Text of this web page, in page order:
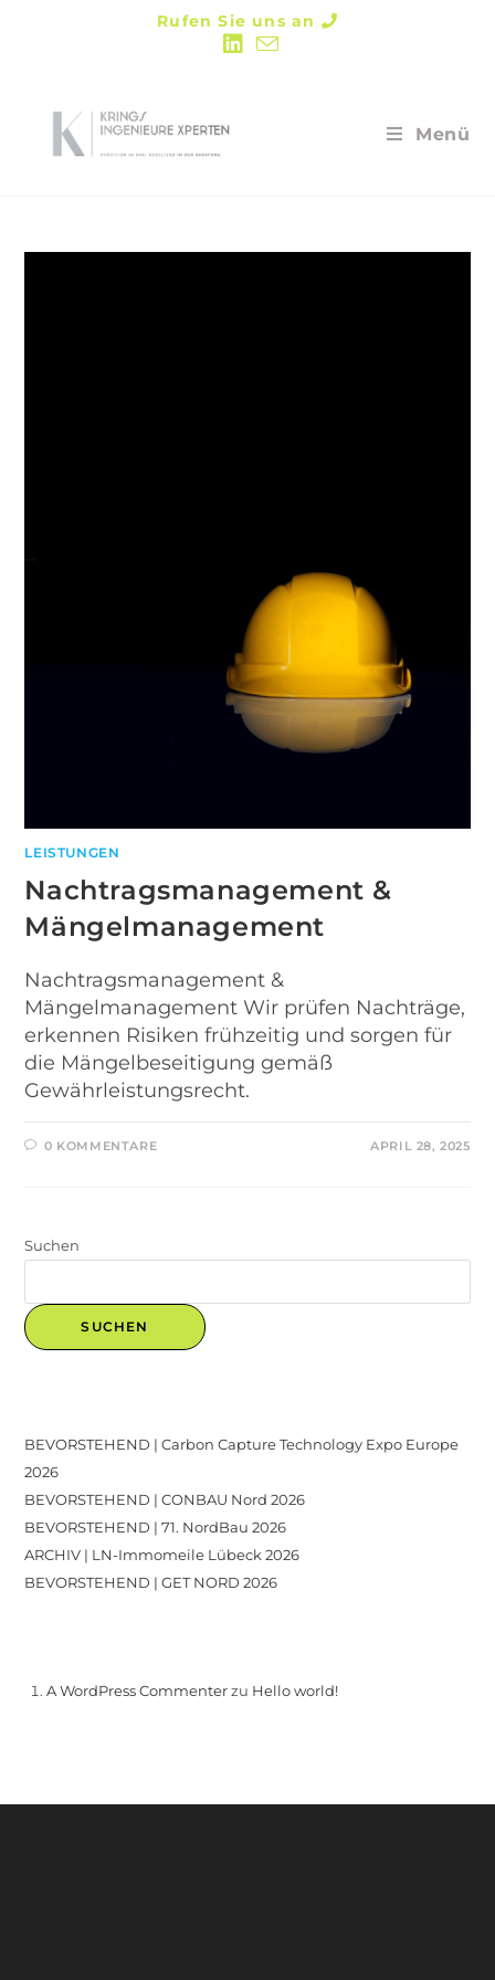
Rufen Sie uns an
Menü
LEISTUNGEN
Nachtragsmanagement &
Mängelmanagement
Nachtragsmanagement &
Mängelmanagement Wir prüfen Nachträge,
erkennen Risiken frühzeitig und sorgen für
die Mängelbeseitigung gemäß
Gewährleistungsrecht.
0 KOMMENTARE APRIL 28, 2025
Suchen
SUCHEN
BEVORSTEHEND | Carbon Capture Technology Expo Europe
2026
BEVORSTEHEND | CONBAU Nord 2026
BEVORSTEHEND | 71. NordBau 2026
ARCHIV | LN-Immomeile Lübeck 2026
BEVORSTEHEND | GET NORD 2026
A WordPress Commenterzu Hello world!